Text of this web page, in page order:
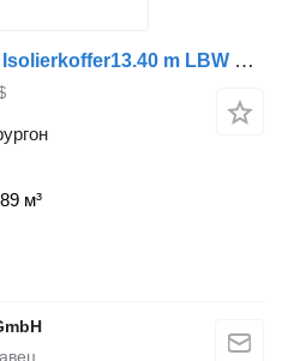
Schmitz Cargobull 2 Achs Isolierkoffer13.40 m LBW Heizung
89 м³